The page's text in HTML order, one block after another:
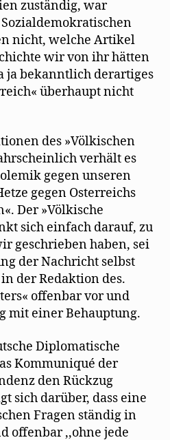
zuständig, war
nicht, welche Artikel
wir von ihr hätten
ja bekanntlich derartiges
überhaupt nicht
des »Völkischen
verhält es
gegen unseren
gegen Osterreichs
Der »Völkische
sich einfach darauf, zu
geschrieben haben, sei
der Nachricht selbst
der Redaktion des.
offenbar vor und
mit einer Behauptung.
Diplomatische
Kommuniqué der
den Rückzug
sich darüber, dass eine
Fragen ständig in
offenbar ,,ohne jede